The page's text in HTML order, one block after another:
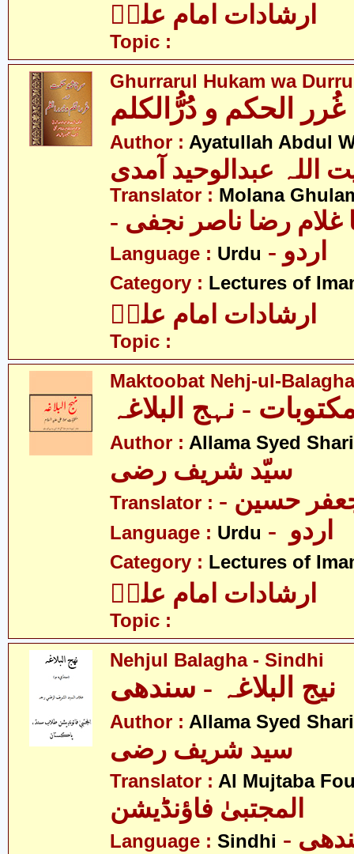
ارشادات امام علیؑ
Topic :
Ghurrarul Hukam wa
غُرر الحکم و دُرُّالکلم
Author : Ayatullah Abdul
اللہ عبدالوحید آمدی
Translator : Molana
غلام رضا ناصر نجفی
Language : Urdu - اردو
Category : Lectures of
ارشادات امام علیؑ
Topic :
Maktoobat Nehj-ul-Balagha
Author : Allama Syed
سیّد شریف رضی
Translator : حسین
Language : Urdu
Category : Lectures of
ارشادات امام علیؑ
Topic :
Nehjul Balagha - Sindhi
نیج البلاغہ - سندھی
Author : Allama Syed
سید شریف رضی
Translator : Al Mujtaba
المجتبیٰ فاؤنڈیشن
Language : Sindhi